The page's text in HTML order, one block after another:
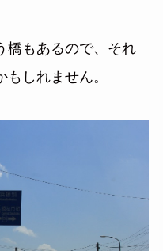
橋もあるので、それ
しれません。